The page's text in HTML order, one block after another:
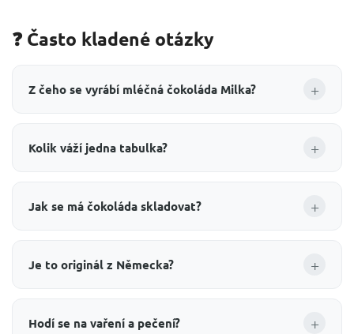
❓ Často kladené otázky
Z čeho se vyrábí mléčná čokoláda Milka? +
Kolik váží jedna tabulka? +
Jak se má čokoláda skladovat? +
Je to originál z Německa? +
Hodí se na vaření a pečení? +